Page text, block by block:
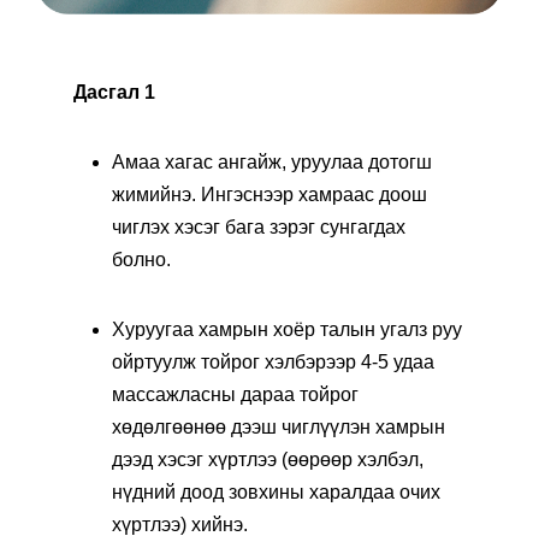
Дасгал 1
Амаа хагас ангайж, уруулаа дотогш
жимийнэ. Ингэснээр хамраас доош
чиглэх хэсэг бага зэрэг сунгагдах
болно.
Хуруугаа хамрын хоёр талын угалз руу
ойртуулж тойрог хэлбэрээр 4-5 удаа
массажласны дараа тойрог
хөдөлгөөнөө дээш чиглүүлэн хамрын
дээд хэсэг хүртлээ (өөрөөр хэлбэл,
нүдний доод зовхины харалдаа очих
хүртлээ) хийнэ.